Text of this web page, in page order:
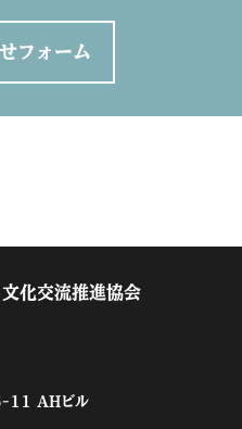
フォーム
化交流推進協会
11 AHビル